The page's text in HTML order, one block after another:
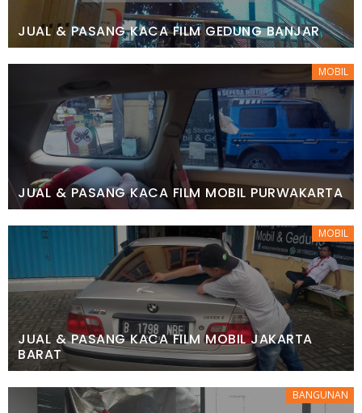
JUAL & PASANG KACA FILM GEDUNG BANJAR
MOBIL
JUAL & PASANG KACA FILM MOBIL PURWAKARTA
MOBIL
JUAL & PASANG KACA FILM MOBIL JAKARTA
BARAT
BANGUNAN